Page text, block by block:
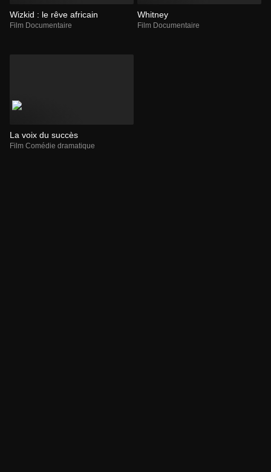
Wizkid : le rêve africain
Film Documentaire
Whitney
Film Documentaire
La voix du succès
Film Comédie dramatique